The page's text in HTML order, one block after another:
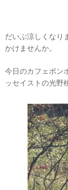
だいぶ涼しくなり
かけませんか。
今日のカフェボン
ッセイストの光野